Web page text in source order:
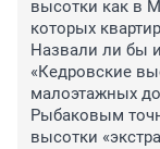
высотки как в
которых
Назвали ли бы
«Кедровские
малоэтажных
Рыбаковым
высотки